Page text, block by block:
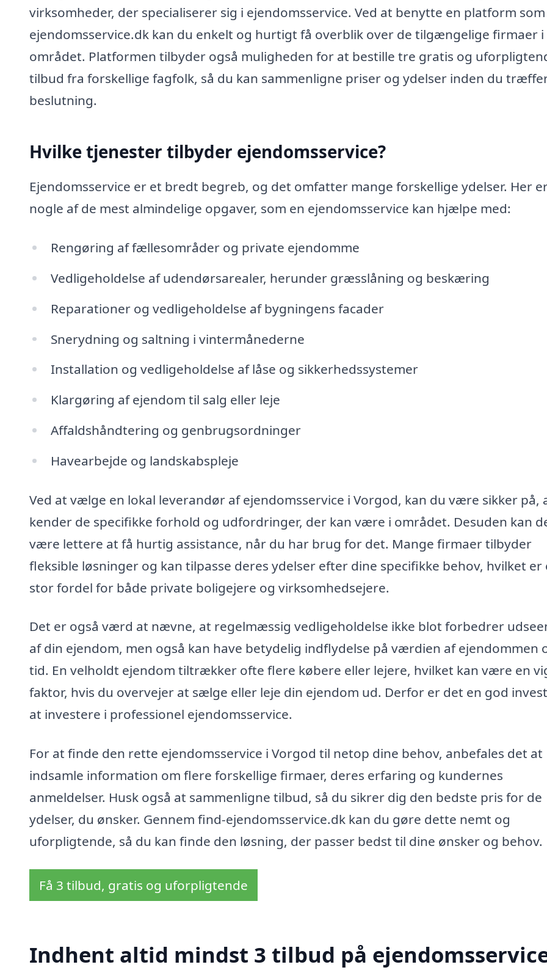
virksomheder, der specialiserer sig i ejendomsservice. Ved at benytte en platform
ejendomsservice.dk kan du enkelt og hurtigt få overblik over de tilgængelige firmaer i
området. Platformen tilbyder også muligheden for at bestille tre gratis og
tilbud fra forskellige fagfolk, så du kan sammenligne priser og ydelser inden du
beslutning.
Hvilke tjenester tilbyder ejendomsservice?
Ejendomsservice er et bredt begreb, og det omfatter mange forskellige ydelser. Her
nogle af de mest almindelige opgaver, som en ejendomsservice kan hjælpe med:
Rengøring af fællesområder og private ejendomme
Vedligeholdelse af udendørsarealer, herunder græsslåning og beskæring
Reparationer og vedligeholdelse af bygningens facader
Snerydning og saltning i vintermånederne
Installation og vedligeholdelse af låse og sikkerhedssystemer
Klargøring af ejendom til salg eller leje
Affaldshåndtering og genbrugsordninger
Havearbejde og landskabspleje
Ved at vælge en lokal leverandør af ejendomsservice i Vorgod, kan du være sikker på,
kender de specifikke forhold og udfordringer, der kan være i området. Desuden kan
være lettere at få hurtig assistance, når du har brug for det. Mange firmaer tilbyder
fleksible løsninger og kan tilpasse deres ydelser efter dine specifikke behov, hvilket er
stor fordel for både private boligejere og virksomhedsejere.
Det er også værd at nævne, at regelmæssig vedligeholdelse ikke blot forbedrer
af din ejendom, men også kan have betydelig indflydelse på værdien af ejendommen
tid. En velholdt ejendom tiltrækker ofte flere købere eller lejere, hvilket kan være en
faktor, hvis du overvejer at sælge eller leje din ejendom ud. Derfor er det en god
at investere i professionel ejendomsservice.
For at finde den rette ejendomsservice i Vorgod til netop dine behov, anbefales det at
indsamle information om flere forskellige firmaer, deres erfaring og kundernes
anmeldelser. Husk også at sammenligne tilbud, så du sikrer dig den bedste pris for de
ydelser, du ønsker. Gennem find-ejendomsservice.dk kan du gøre dette nemt og
uforpligtende, så du kan finde den løsning, der passer bedst til dine ønsker og behov.
Få 3 tilbud, gratis og uforpligtende
Indhent altid mindst 3 tilbud på